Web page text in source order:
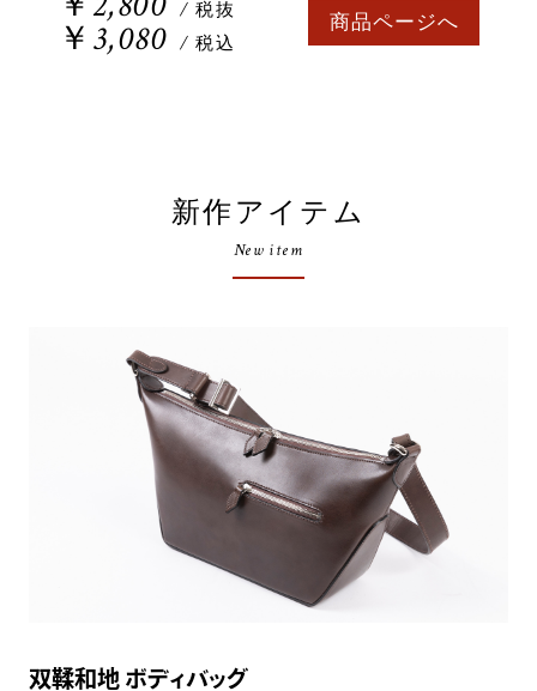
/ 税抜
￥3,080 / 税込
商品ページへ
新作アイテム
New item
双鞣和地 ボディバッグ